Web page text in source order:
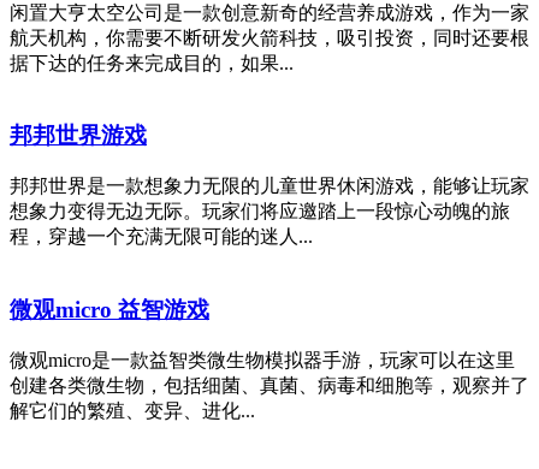
闲置大亨太空公司是一款创意新奇的经营养成游戏，作为一家
航天机构，你需要不断研发火箭科技，吸引投资，同时还要根
据下达的任务来完成目的，如果...
邦邦世界游戏
邦邦世界是一款想象力无限的儿童世界休闲游戏，能够让玩家
想象力变得无边无际。玩家们将应邀踏上一段惊心动魄的旅
程，穿越一个充满无限可能的迷人...
微观micro 益智游戏
微观micro是一款益智类微生物模拟器手游，玩家可以在这里
创建各类微生物，包括细菌、真菌、病毒和细胞等，观察并了
解它们的繁殖、变异、进化...